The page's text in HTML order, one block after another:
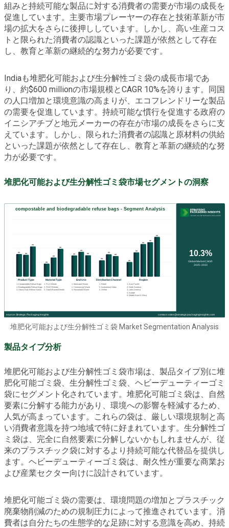
組みと持続可能な製品に対する消費者の需要が市場の成長を
促進しています。主要市場プレーヤーの存在と技術革新が市
場の拡大をさらに後押ししています。しかし、高い生産コス
トと限られた消費者の認識といった課題が依然として存在
し、教育と革新の継続的な努力が必要です。
Indiaも堆肥化可能および生分解性ゴミ袋の成長市場であ
り、約$600 millionの市場規模とCAGR 10%を誇ります。同国
の人口増加と環境意識の高まりが、エコフレンドリーな製品
の需要を促進しています。持続可能な慣行を促進する政府の
イニシアチブと地元メーカーの存在が市場の成長をさらに支
えています。しかし、限られた消費者の認識と原材料の供給
といった課題が依然として存在し、教育と革新の継続的な努
力が必要です。
堆肥化可能および生分解性ゴミ袋市場セグメントの洞察
堆肥化可能および生分解性ゴミ袋 Market Segmentation Analysis
製品タイプ分析
堆肥化可能および生分解性ゴミ袋市場は、製品タイプ別に堆
肥化可能ゴミ袋、生分解性ゴミ袋、ヘビーデューティーゴミ
袋にセグメント化されています。堆肥化可能ゴミ袋は、自然
要素に分解する能力があり、環境への影響を軽減するため、
人気が高まっています。これらの袋は、厳しい環境規制と高
い消費者意識を持つ地域で特に好まれています。生分解性ゴ
ミ袋は、完全に自然要素に分解しないかもしれませんが、従
来のプラスチック袋に対するより持続可能な代替品を提供し
ます。ヘビーデューティーゴミ袋は、耐久性が重要な商業お
よび産業セクター向けに設計されています。
堆肥化可能ゴミ袋の需要は、環境問題の増加とプラスチック
廃棄物削減のための規制圧力によって推進されています。消
費者は自分たちの生態学的な足跡に対する意識を高め、持続